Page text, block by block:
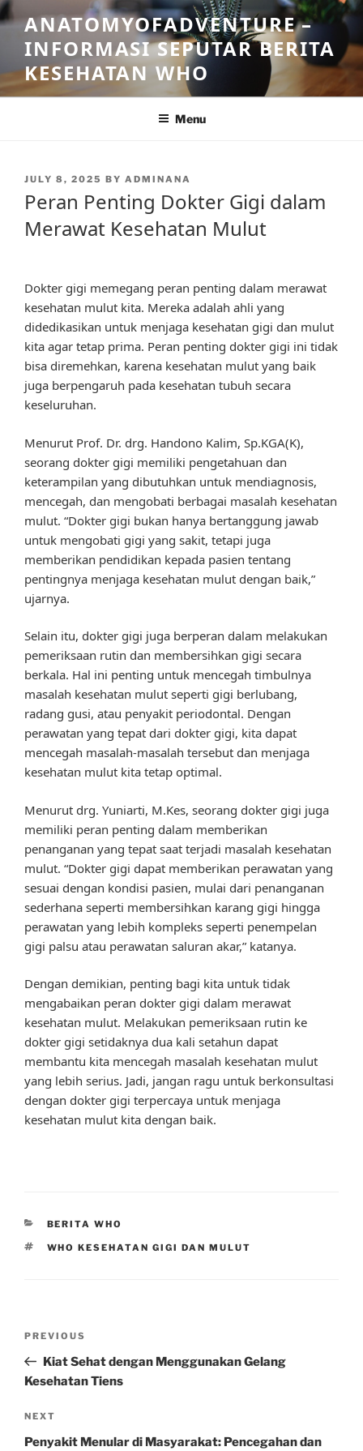
Skip
to
content
ANATOMYOFADVENTURE –
INFORMASI SEPUTAR BERITA
KESEHATAN WHO
Menu
POSTED
JULY 8, 2025 BY ADMINANA
Peran Penting Dokter Gigi dalam
Merawat Kesehatan Mulut
Dokter gigi memegang peran penting dalam merawat
kesehatan mulut kita. Mereka adalah ahli yang
didedikasikan untuk menjaga kesehatan gigi dan mulut
kita agar tetap prima. Peran penting dokter gigi ini tidak
bisa diremehkan, karena kesehatan mulut yang baik
juga berpengaruh pada kesehatan tubuh secara
keseluruhan.
Menurut Prof. Dr. drg. Handono Kalim, Sp.KGA(K),
seorang dokter gigi memiliki pengetahuan dan
keterampilan yang dibutuhkan untuk mendiagnosis,
mencegah, dan mengobati berbagai masalah kesehatan
mulut. “Dokter gigi bukan hanya bertanggung jawab
untuk mengobati gigi yang sakit, tetapi juga
memberikan pendidikan kepada pasien tentang
pentingnya menjaga kesehatan mulut dengan baik,”
ujarnya.
Selain itu, dokter gigi juga berperan dalam melakukan
pemeriksaan rutin dan membersihkan gigi secara
berkala. Hal ini penting untuk mencegah timbulnya
masalah kesehatan mulut seperti gigi berlubang,
radang gusi, atau penyakit periodontal. Dengan
perawatan yang tepat dari dokter gigi, kita dapat
mencegah masalah-masalah tersebut dan menjaga
kesehatan mulut kita tetap optimal.
Menurut drg. Yuniarti, M.Kes, seorang dokter gigi juga
memiliki peran penting dalam memberikan
penanganan yang tepat saat terjadi masalah kesehatan
mulut. “Dokter gigi dapat memberikan perawatan yang
sesuai dengan kondisi pasien, mulai dari penanganan
sederhana seperti membersihkan karang gigi hingga
perawatan yang lebih kompleks seperti penempelan
gigi palsu atau perawatan saluran akar,” katanya.
Dengan demikian, penting bagi kita untuk tidak
mengabaikan peran dokter gigi dalam merawat
kesehatan mulut. Melakukan pemeriksaan rutin ke
dokter gigi setidaknya dua kali setahun dapat
membantu kita mencegah masalah kesehatan mulut
yang lebih serius. Jadi, jangan ragu untuk berkonsultasi
dengan dokter gigi terpercaya untuk menjaga
kesehatan mulut kita dengan baik.
CATEGORIES
BERITA WHO
TAGS
WHO KESEHATAN GIGI DAN MULUT
Previous
Post
PREVIOUS
Kiat Sehat dengan Menggunakan Gelang
Kesehatan Tiens
Next
Post
NEXT
Penyakit Menular di Masyarakat: Pencegahan dan